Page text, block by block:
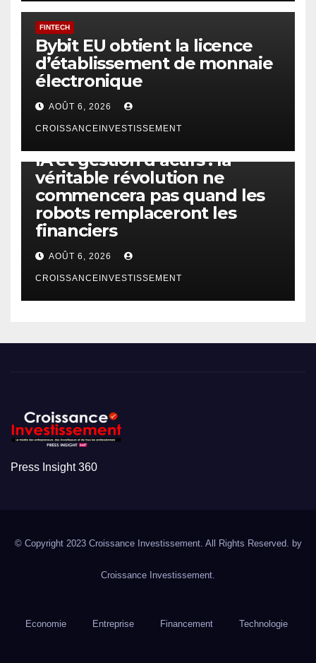
FINTECH
Bybit EU obtient la licence
d’établissement de monnaie
électronique
AOÛT 6, 2026
CROISSANCEINVESTISSEMENT
IA et gestion d’actifs : la
véritable révolution ne
commencera pas quand les
robots remplaceront les
financiers
AOÛT 6, 2026
CROISSANCEINVESTISSEMENT
Press Insight 360
© Copyright 2023 Croissance Investissement. All Rights Reserved. by
Croissance Investissement.
Economie Entreprise Financement Technologie